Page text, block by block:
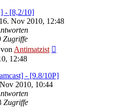
- [8,2/10]
Nov 2010, 12:48
Zugriffe
von Antimatzist
12:48
- [9.8/10P]
2010, 10:44
Zugriffe